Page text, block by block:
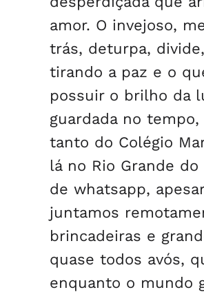
amor. O invejoso,
trás, deturpa,
tirando a paz e o
possuir o brilho da
guardada no
tanto do Colégio
lá no Rio Grande
de whatsapp,
juntamos
brincadeiras e
quase todos avós,
enquanto o mundo